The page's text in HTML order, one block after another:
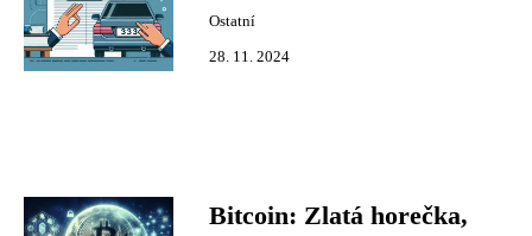
Ostatní
28. 11. 2024
Bitcoin: Zlatá horečka,